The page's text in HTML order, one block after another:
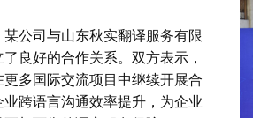
公司与山东秋实翻译服务有限
良好的合作关系。双方表示，
多国际交流项目中继续开展合
跨语言沟通效率提升，为企业